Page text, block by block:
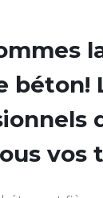
béton!
vos